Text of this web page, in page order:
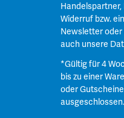
Widerruf bzw.
Newsletter
auch unsere
*Gültig für 4
bis zu einer
oder